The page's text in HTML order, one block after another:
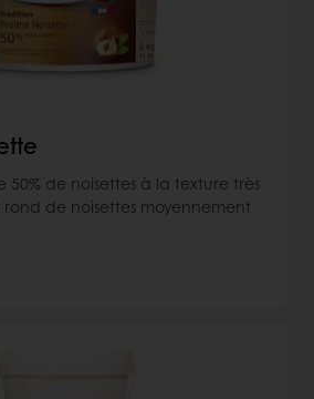
50% de noisettes à la texture très
de noisettes moyennement